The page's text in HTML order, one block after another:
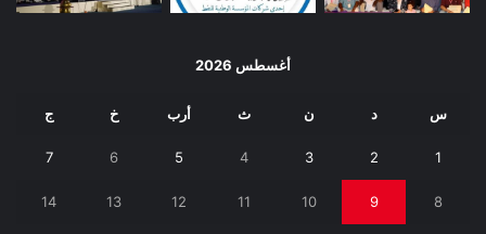
أغسطس 2026
س د ن ث أرب خ ج
1
2
3
4
5
6
7
8
9
10
11
12
13
14